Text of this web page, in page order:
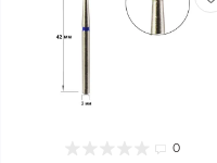
0